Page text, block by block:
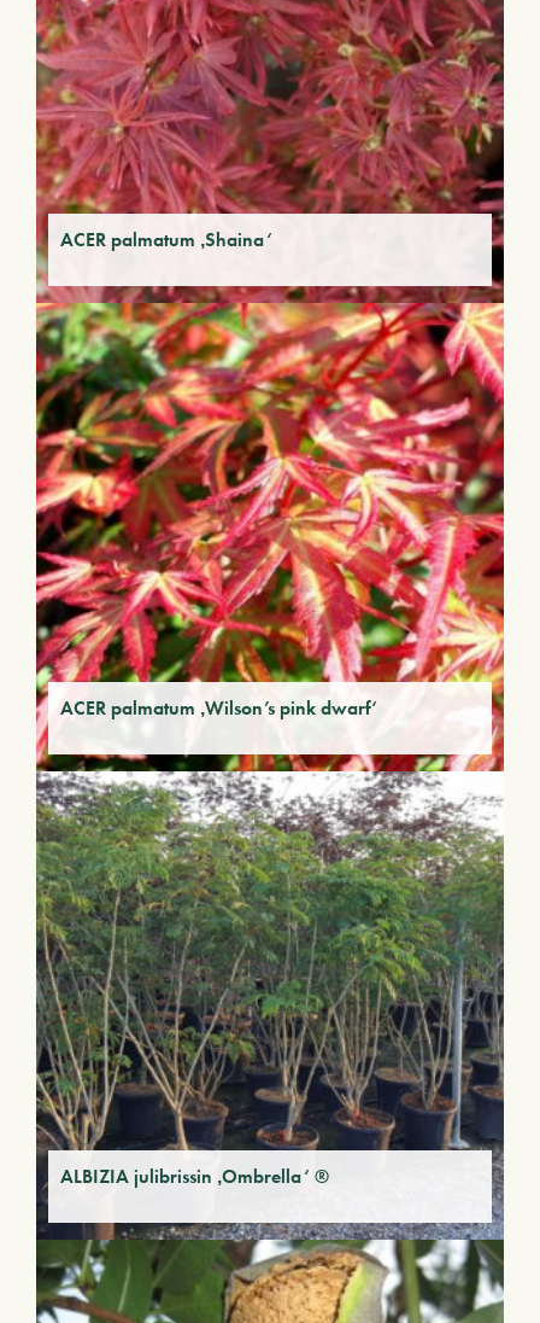
ACER palmatum ‚Shaina‘
ACER palmatum ‚Wilson’s pink dwarf‘
ALBIZIA julibrissin ‚Ombrella‘ ®